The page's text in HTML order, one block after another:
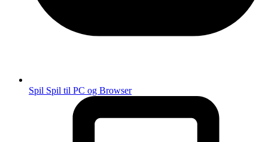
Spil Spil til PC og Browser